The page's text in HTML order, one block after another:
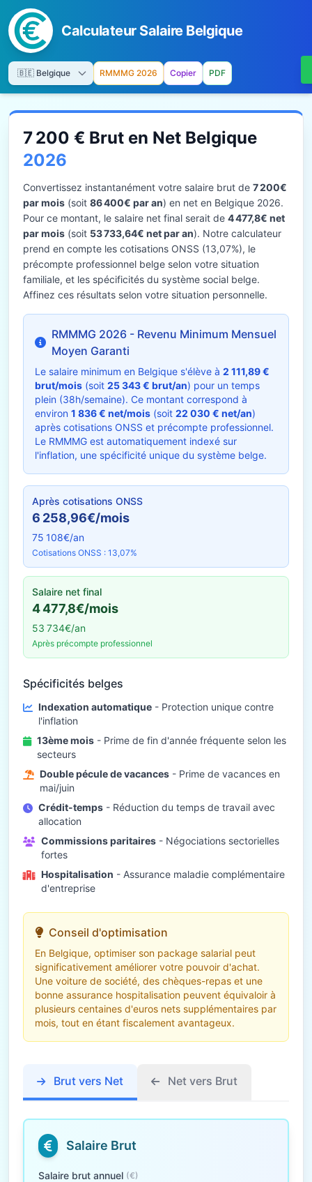
Calculateur Salaire Belgique
RMMMG 2026 Copier PDF
7 200 € Brut en Net Belgique
2026
Convertissez instantanément votre salaire brut de 7 200€
par mois (soit 86 400€ par an) en net en Belgique 2026.
Pour ce montant, le salaire net final serait de 4 477,8€ net
par mois (soit 53 733,64€ net par an). Notre calculateur
prend en compte les cotisations ONSS (13,07%), le
précompte professionnel belge selon votre situation
familiale, et les spécificités du système social belge.
Affinez ces résultats selon votre situation personnelle.
RMMMG 2026 - Revenu Minimum Mensuel
Moyen Garanti
Le salaire minimum en Belgique s'élève à 2 111,89 €
brut/mois (soit 25 343 € brut/an) pour un temps
plein (38h/semaine). Ce montant correspond à
environ 1 836 € net/mois (soit 22 030 € net/an)
après cotisations ONSS et précompte professionnel.
Le RMMMG est automatiquement indexé sur
l'inflation, une spécificité unique du système belge.
Après cotisations ONSS
6 258,96€/mois
75 108€/an
Cotisations ONSS : 13,07%
Salaire net final
4 477,8€/mois
53 734€/an
Après précompte professionnel
Spécificités belges
Indexation automatique - Protection unique contre
l'inflation
13ème mois - Prime de fin d'année fréquente selon les
secteurs
Double pécule de vacances - Prime de vacances en
mai/juin
Crédit-temps - Réduction du temps de travail avec
allocation
Commissions paritaires - Négociations sectorielles
fortes
Hospitalisation - Assurance maladie complémentaire
d'entreprise
Conseil d'optimisation
En Belgique, optimiser son package salarial peut
significativement améliorer votre pouvoir d'achat.
Une voiture de société, des chèques-repas et une
bonne assurance hospitalisation peuvent équivaloir à
plusieurs centaines d'euros nets supplémentaires par
mois, tout en étant fiscalement avantageux.
Brut vers Net Net vers Brut
Salaire Brut
Salaire brut annuel (€)